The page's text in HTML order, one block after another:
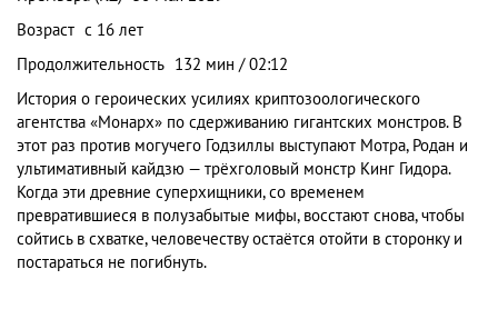
Возраст с 16 лет
Продолжительность 132 мин / 02:12
История о героических усилиях криптозоологического
агентства «Монарх» по сдерживанию гигантских монстров. В
этот раз против могучего Годзиллы выступают Мотра, Родан и
ультимативный кайдзю — трёхголовый монстр Кинг Гидора.
Когда эти древние суперхищники, со временем
превратившиеся в полузабытые мифы, восстают снова, чтобы
сойтись в схватке, человечеству остаётся отойти в сторонку и
постараться не погибнуть.